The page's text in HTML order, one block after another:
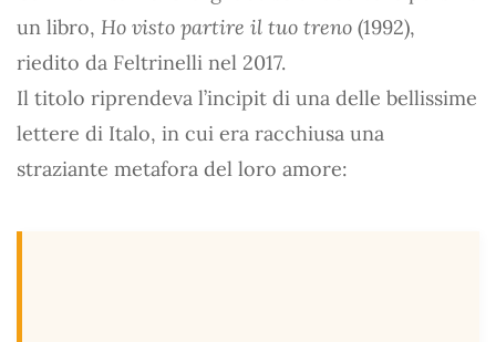
un libro, Ho visto partire il tuo treno (1992),
riedito da Feltrinelli nel 2017.
Il titolo riprendeva l’incipit di una delle bellissime
lettere di Italo, in cui era racchiusa una
straziante metafora del loro amore: